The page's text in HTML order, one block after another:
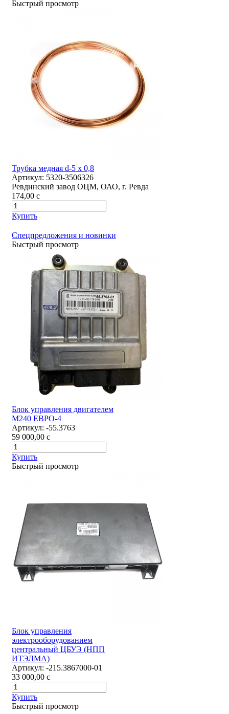
Быстрый просмотр
Трубка медная d-5 х 0,8
Артикул: 5320-3506326
Ревдинский завод ОЦМ, ОАО, г. Ревда
174,00 c
Купить
Спецпредложения и новинки
Быстрый просмотр
Блок управления двигателем
М240 ЕВРО-4
Артикул: -55.3763
59 000,00 c
Купить
Быстрый просмотр
Блок управления
электрооборудованием
центральный ЦБУЭ (НПП
ИТЭЛМА)
Артикул: -215.3867000-01
33 000,00 c
Купить
Быстрый просмотр